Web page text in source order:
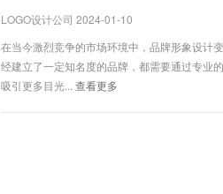
LOGO设计公司 2024-01-10
在当今激烈竞争的市场环境中，品牌形象设计
经建立了一定知名度的品牌，都需要通过专业
吸引更多目光...查看更多